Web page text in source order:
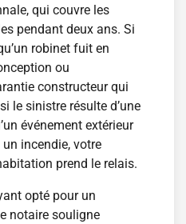
qui couvre les
pendant deux ans. Si
robinet fuit en
ou
constructeur qui
le sinistre résulte d’une
événement extérieur
incendie, votre
prend le relais.
opté pour un
notaire souligne